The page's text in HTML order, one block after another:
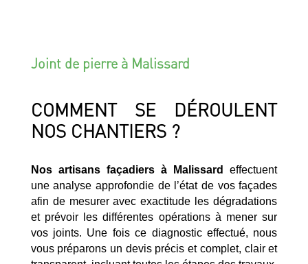
Joint de pierre à Malissard
COMMENT SE DÉROULENT
NOS CHANTIERS ?
Nos artisans façadiers à Malissard
effectuent
une analyse approfondie de l’état de vos façades
afin de mesurer avec exactitude les dégradations
et prévoir les différentes opérations à mener sur
vos joints. Une fois ce diagnostic effectué, nous
vous préparons un devis précis et complet, clair et